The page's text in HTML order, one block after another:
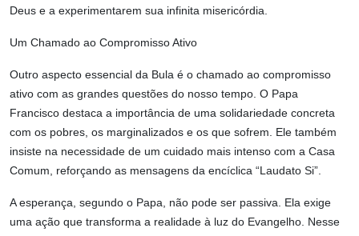
Deus e a experimentarem sua infinita misericórdia.
Um Chamado ao Compromisso Ativo
Outro aspecto essencial da Bula é o chamado ao compromisso
ativo com as grandes questões do nosso tempo. O Papa
Francisco destaca a importância de uma solidariedade concreta
com os pobres, os marginalizados e os que sofrem. Ele também
insiste na necessidade de um cuidado mais intenso com a Casa
Comum, reforçando as mensagens da encíclica “Laudato Si”.
A esperança, segundo o Papa, não pode ser passiva. Ela exige
uma ação que transforma a realidade à luz do Evangelho. Nesse